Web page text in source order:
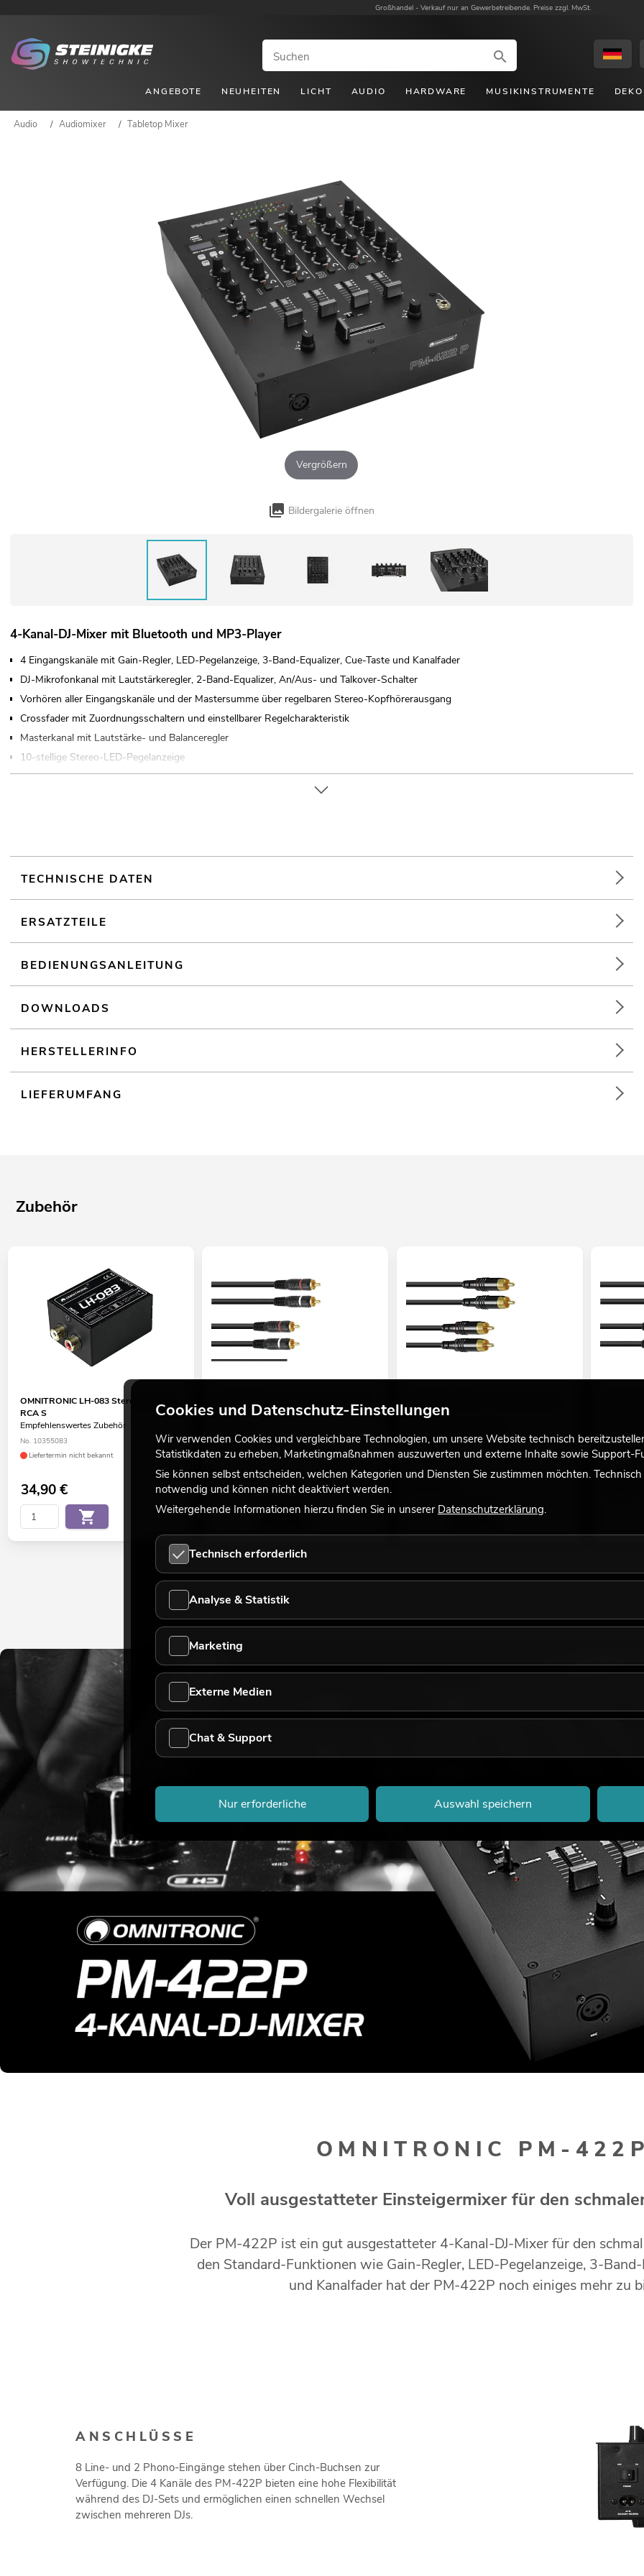
Großhandel - Verkauf nur an Gewerbetreibende. Preise zzgl. MwSt.
ANGEBOTE NEUHEITEN LICHT AUDIO HARDWARE MUSIKINSTRUMENTE
Audio / Audiomixer / Tabletop Mixer
Vergrößern
Bildergalerie öffnen
4-Kanal-DJ-Mixer mit Bluetooth und MP3-Player
4 Eingangskanäle mit Gain-Regler, LED-Pegelanzeige, 3-Band-Equalizer, Cue-Taste und Kanalfader
DJ-Mikrofonkanal mit Lautstärkeregler, 2-Band-Equalizer, An/Aus- und Talkover-Schalter
Vorhören aller Eingangskanäle und der Mastersumme über regelbaren Stereo-Kopfhörerausgang
Crossfader mit Zuordnungsschaltern und einstellbarer Regelcharakteristik
Masterkanal mit Lautstärke- und Balanceregler
10-stellige Stereo-LED-Pegelanzeige
Regelbarer Monitorausgang
Tischpultgehäuse
Für Anwendungsgebiete wie zum Beispiel: Partykeller; Mobile DJs / Alleinunterhalter; mobilen Einsatz
Ansteuerbar über Bluetooth
LCD Display
TECHNISCHE DATEN
ERSATZTEILE
BEDIENUNGSANLEITUNG
DOWNLOADS
HERSTELLERINFO
LIEFERUMFANG
Zubehör
OMNITRONIC LH-083 Stereo-Isolator
RCA S
Empfehlenswertes Zubehör
No. 10355083
Liefertermin nicht bekannt
34,90€
1,5m
Bestand reicht ca. 12 Wo.
6,90€
sw Hicon
No. 30307394
Bestand reicht ca. 12 Wo.
Bestand
OMNITRONIC PM-422P
Voll ausgestatteter Einsteigermixer für den
Der PM-422P ist ein gut ausgestatteter 4-Kanal-DJ-Mixer für den
den Standard-Funktionen wie Gain-Regler, LED-Pegelanzeige, 3-
und Kanalfader hat der PM-422P noch einiges mehr zu
ANSCHLÜSSE
8 Line- und 2 Phono-Eingänge stehen über Cinch-Buchsen zur
Verfügung. Die 4 Kanäle des PM-422P bieten eine hohe Flexibilität
während des DJ-Sets und ermöglichen einen schnellen Wechsel
zwischen mehreren DJs.
Cookies und Datenschutz-Einstellungen
Wir verwenden Cookies und vergleichbare Technologien, um unsere Website technisch
Statistikdaten zu erheben, Marketingmaßnahmen auszuwerten und externe Inhalte sowie Support-
Sie können selbst entscheiden, welchen Kategorien und Diensten Sie zustimmen möchten.
notwendig und können nicht deaktiviert werden.
Weitergehende Informationen hierzu finden Sie in unserer Datenschutzerklärung.
Technisch erforderlich
Analyse & Statistik
Marketing
Externe Medien
Chat & Support
Nur erforderliche Auswahl speichern